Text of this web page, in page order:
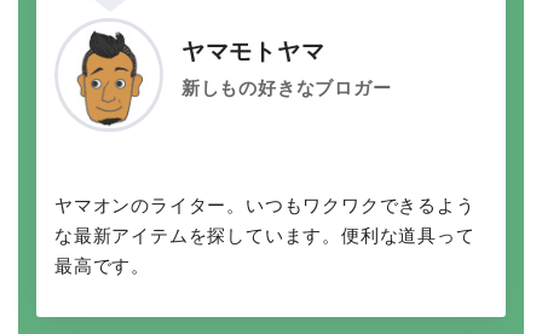
ヤマモトヤマ
新しもの好きなブロガー
ヤマオンのライター。いつもワクワクできるよう
な最新アイテムを探しています。便利な道具って
最高です。